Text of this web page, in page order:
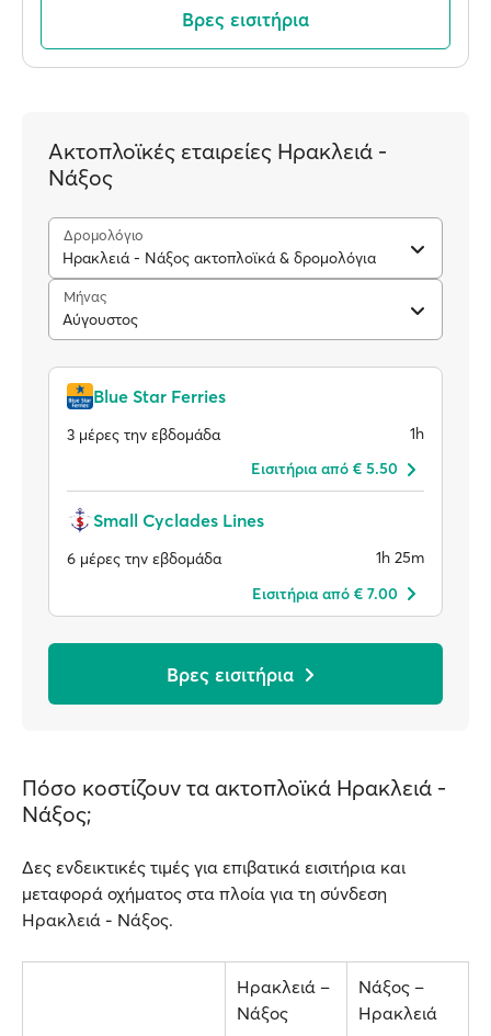
Βρες εισιτήρια
Ακτοπλοϊκές εταιρείες Ηρακλειά -
Νάξος
Δρομολόγιο
Ηρακλειά - Νάξος ακτοπλοϊκά & δρομολόγια
Μήνας
Αύγουστος
Blue Star Ferries
3 μέρες την εβδομάδα
1h
Eισιτήρια από € 5.50
Small Cyclades Lines
6 μέρες την εβδομάδα
1h 25m
Eισιτήρια από € 7.00
Βρες εισιτήρια
Πόσο κοστίζουν τα ακτοπλοϊκά Ηρακλειά -
Νάξος;
Δες ενδεικτικές τιμές για επιβατικά εισιτήρια και
μεταφορά οχήματος στα πλοία για τη σύνδεση
Ηρακλειά - Νάξος.
Ηρακλειά –
Νάξος
Νάξος –
Ηρακλειά